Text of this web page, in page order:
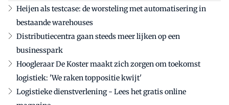
Heijen als testcase: de worsteling met automatisering in
bestaande warehouses
Distributiecentra gaan steeds meer lijken op een
businesspark
Hoogleraar De Koster maakt zich zorgen om toekomst
logistiek: 'We raken toppositie kwijt'
Logistieke dienstverlening - Lees het gratis online